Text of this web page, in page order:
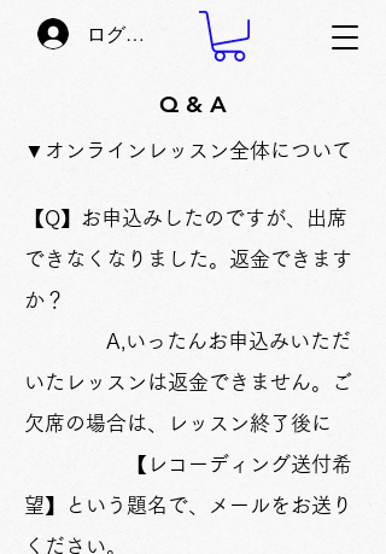
ログイン
Q & A
▼オンラインレッスン全体について
【Q】お申込みしたのですが、出席
できなくなりました。返金できます
か？
A,いったんお申込みいただ
いたレッスンは返金できません。ご
欠席の場合は、レッスン終了後に
【レコーディング送付希
望】という題名で、メールをお送り
ください。